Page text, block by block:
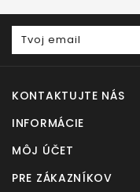
KONTAKTUJTE NÁS
INFORMÁCIE
MÔJ ÚČET
PRE ZÁKAZNÍKOV